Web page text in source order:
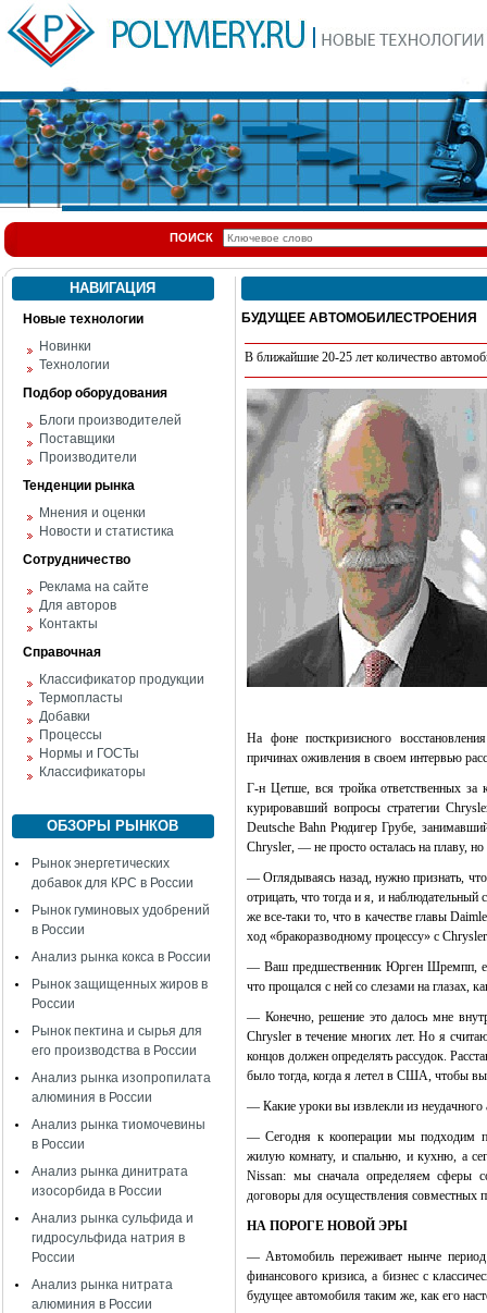
ПОИСК
НАВИГАЦИЯ
Новые технологии
Новинки
Технологии
Подбор оборудования
Блоги производителей
Поставщики
Производители
Тенденции рынка
Мнения и оценки
Новости и статистика
Сотрудничество
Реклама на сайте
Для авторов
Контакты
Справочная
Классификатор продукции
Термопласты
Добавки
Процессы
Нормы и ГОСТы
Классификаторы
ОБЗОРЫ РЫНКОВ
Рынок энергетических
добавок для КРС в России
Рынок гуминовых удобрений
в России
Анализ рынка кокса в России
Рынок защищенных жиров в
России
Рынок пектина и сырья для
его производства в России
Анализ рынка изопропилата
алюминия в России
Анализ рынка тиомочевины
в России
Анализ рынка динитрата
изосорбида в России
Анализ рынка сульфида и
гидросульфида натрия в
России
Анализ рынка нитрата
алюминия в России
БУДУЩЕЕ АВТОМОБИЛЕСТРОЕНИЯ
В ближайшие 20-25 лет количество
На фоне посткризисного
причинах оживления в своем интервью
Г-н Цетше, вся тройка ответственных
курировавший вопросы стратегии
Deutsche Bahn Рюдигер Грубе,
Chrysler, — не просто осталась на плаву,
— Оглядываясь назад, нужно признать,
отрицать, что тогда и я, и
же все-таки то, что в качестве главы
ход «бракоразводному процессу» с
— Ваш предшественник Юрген Шремпп, еще
что прощался с ней со слезами на глазах,
— Конечно, решение это далось мне
Chrysler в течение многих лет. Но я
концов должен определять рассудок.
было тогда, когда я летел в США, чтобы
— Какие уроки вы извлекли из неудачного
— Сегодня к кооперации мы подходим
жилую комнату, и спальню, и кухню, а
Nissan: мы сначала определяем сферы
договоры для осуществления совместных
НА ПОРОГЕ НОВОЙ ЭРЫ
— Автомобиль переживает нынче
финансового кризиса, а бизнес с
будущее автомобиля таким же, как его